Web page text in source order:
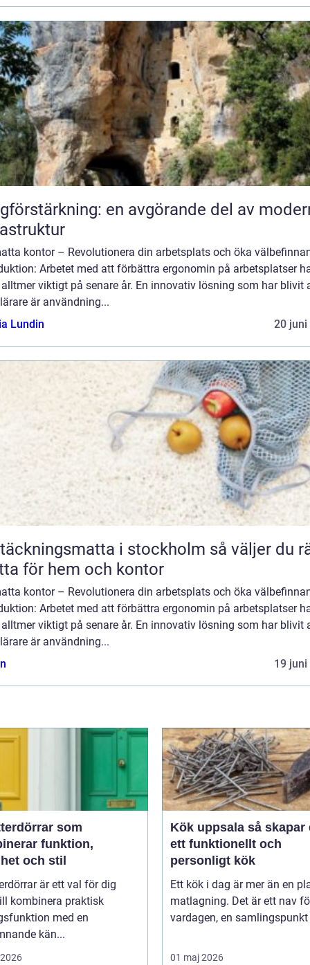
en avgörande del av
kontor – Revolutionera din arbetsplats och öka
Arbetet med att förbättra ergonomin på arbetsplatser
viktigt på senare år. En innovativ lösning som har blivit
är användning...
Lundin
20 juni
i stockholm så väljer du rätt
för hem och kontor
kontor – Revolutionera din arbetsplats och öka
Arbetet med att förbättra ergonomin på arbetsplatser
viktigt på senare år. En innovativ lösning som har blivit
är användning...
19 juni
som
funktion,
och stil
är ett val för dig
kombinera praktisk
med en
kän...
Kök uppsala så skapar du
ett funktionellt och
personligt kök
Ett kök i dag är mer än en
matlagning. Det är ett nav
vardagen, en
01 maj 2026